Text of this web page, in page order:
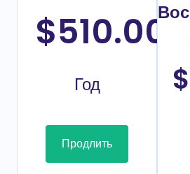
$510.00
Год
Продлить